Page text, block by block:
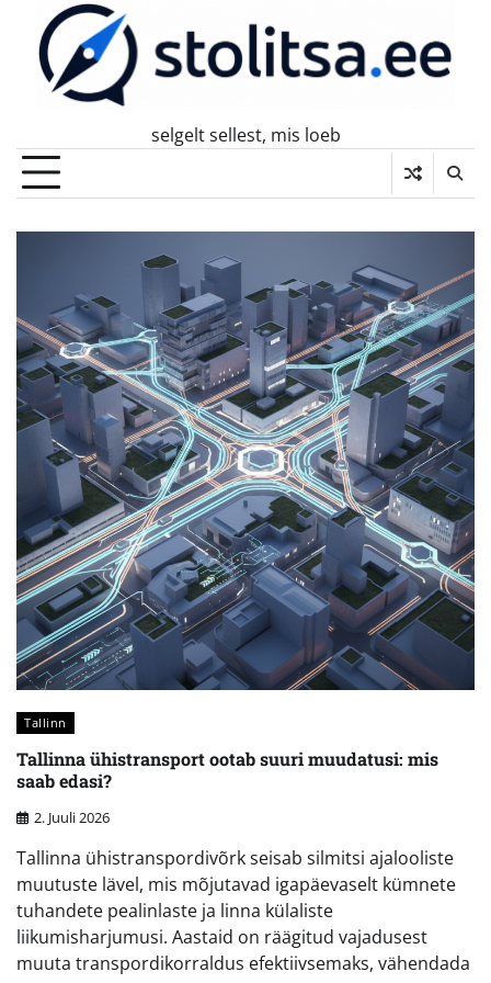
content
selgelt sellest, mis loeb
Tallinn
Tallinna ühistransport ootab suuri muudatusi: mis
saab edasi?
2. Juuli 2026
Tallinna ühistranspordivõrk seisab silmitsi ajalooliste
muutuste lävel, mis mõjutavad igapäevaselt kümnete
tuhandete pealinlaste ja linna külaliste
liikumisharjumusi. Aastaid on räägitud vajadusest
muuta transpordikorraldus efektiivsemaks, vähendada